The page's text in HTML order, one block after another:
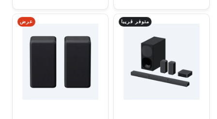
متوفر قريبا عرض